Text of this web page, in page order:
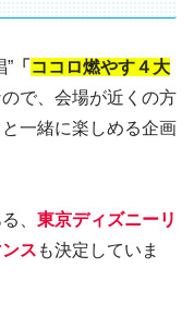
” 「 ココロ燃やす４大
で、会場が近くの方
一緒に楽しめる企画
、 東京ディズニーリ
ス も決定していま